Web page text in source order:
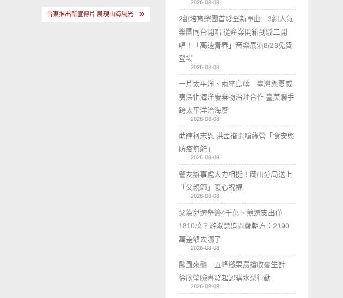
台東推出新宣傳片 展現山海風光
2026-08-08
2組培育樂團首發全新單曲 3組人氣
樂團同台開唱 從產業開箱到駁二開
唱！「高速青春」音樂展演8/23免費
登場
2026-08-08
一片太平洋、兩座島嶼 臺灣與夏威
夷深化海洋廢棄物治理合作 臺美聯手
跨太平洋治海廢
2026-08-08
助陣柯志恩 洪孟楷開嗆綠營「食安與
防疫無能」
2026-08-08
警友辦事處大力相挺！岡山分局送上
「父親節」暖心祝福
2026-08-08
父為兒選舉籌4千萬、競選支出僅
1810萬？游淑慧追問鄭朝方：2190
萬差額去哪了
2026-08-08
颱風來襲 五峰鄉果農搶收憂生計
徐欣瑩臉書發起認購水梨行動
2026-08-08